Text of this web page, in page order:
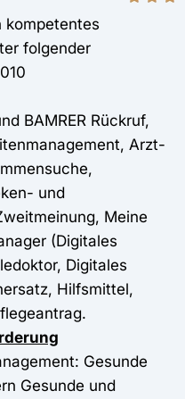
kompetentes
folgender
BAMRER Rückruf,
Arzt-
und
Meine
(Digitales
Digitales
Hilfsmittel,
Gesunde
Gesunde und